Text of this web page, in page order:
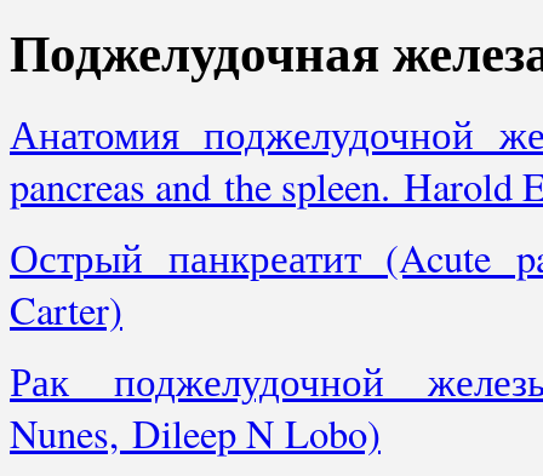
Поджелудочная
Анатомия поджелудочной
pancreas and the spleen. Harold
Острый панкреатит (Acute
Carter)
Рак поджелудочной
Nunes, Dileep N Lobo)